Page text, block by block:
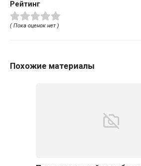
Рейтинг
( Пока оценок нет )
Похожие материалы